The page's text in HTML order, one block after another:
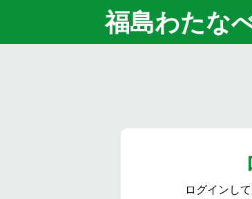
福島わたな
ログインし